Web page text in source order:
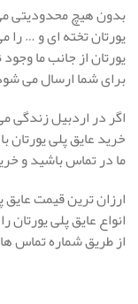
بدون هیچ محدودیتی می
یورتان تخته ای و …
یورتان از جانب ما
برای شما ارسال می
اگر در اردبیل زندگی
خرید عایق پلی
ما در تماس باشید و
ارزان ترین قیمت عایق
انواع عایق پلی
از طریق شماره تماس